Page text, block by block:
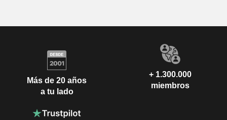
Más de 20 años
a tu lado
+ 1.300.000
miembros